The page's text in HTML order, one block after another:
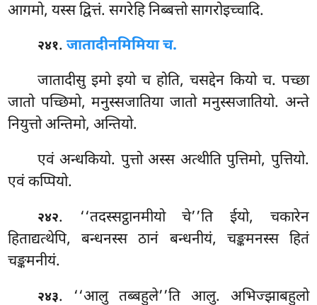
आगमो, यस्स द्वित्तं. सगरेहि निब्बत्तो सागरोइच्चादि.
२४१.जातादीनमिमिया च.
जातादीसुइमो इयो च होति, चसद्देन कियो च. पच्छा
जातो पच्छिमो, मनुस्सजातिया जातो मनुस्सजातियो. अन्ते
नियुत्तो अन्तिमो, अन्तियो.
एवं अन्धकियो. पुत्तो अस्स अत्थीति पुत्तिमो, पुत्तियो.
एवं कप्पियो.
२४२. ‘‘तदस्सट्ठानमीयोचे’’ति ईयो, चकारेन
हिताद्यत्थेपि, बन्धनस्स ठानं बन्धनीयं, चङ्कमनस्स हितं
चङ्कमनीयं.
२४३. ‘‘आलु तब्बहुले’’ति आलु. अभिज्झाबहुलो